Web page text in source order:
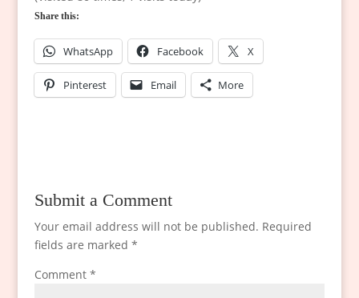
Share this:
WhatsApp Facebook X
Pinterest Email More
Submit a Comment
Your email address will not be published. Required
fields are marked *
Comment *